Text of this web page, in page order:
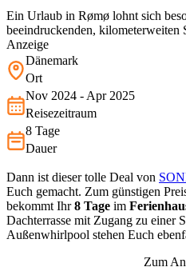
Ein Urlaub in Rømø lohnt sich
beeindruckenden, kilometerweiten
Tage am Meer sind!
Anzeige
Dänemark
Ort
Nov 2024 - Apr 2025
Reisezeitraum
8 Tage
Dauer
Dann ist dieser tolle Deal von
Euch gemacht. Zum günstigen
bekommt Ihr8 Tage im
Dachterrasse mit Zugang zu einer
Außenwhirlpool stehen Euch
Zum